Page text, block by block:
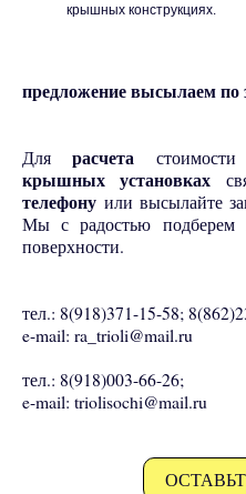
крышных конструкциях.
Подробное
предложение высылаем по
Для расчета
крышных установках
телефону или высылайте
Мы с радостью подберем
поверхности.
тел.: 8(918)371-15-58;
e-mail: ra_trioli@mail.ru
тел.: 8(918)003-66-26;
e-mail: triolisochi@mail.ru